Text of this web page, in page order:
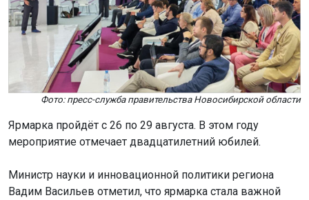
Фото: пресс-служба правительства Новосибирской области
Ярмарка пройдёт с 26 по 29 августа. В этом году
мероприятие отмечает двадцатилетний юбилей.
Министр науки и инновационной политики региона
Вадим Васильев отметил, что ярмарка стала важной